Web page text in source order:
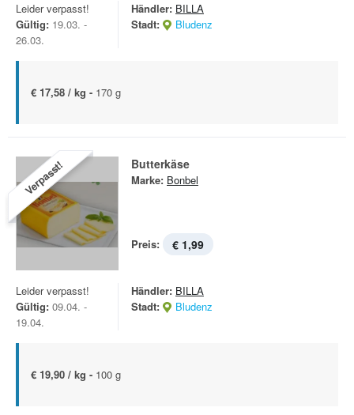
Leider verpasst!
Gültig: 19.03. -
26.03.
Händler: BILLA
Stadt:
Bludenz
€ 17,58 / kg - 170 g
Verpasst! Butterkäse
Marke: Bonbel
Preis: € 1,99
Leider verpasst!
Gültig: 09.04. -
19.04.
Händler: BILLA
Stadt:
Bludenz
€ 19,90 / kg - 100 g